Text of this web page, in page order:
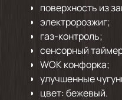
поверхность из
электророзжиг;
газ-контроль;
сенсорный
WOK конфорка;
улучшенные
цвет: бежевый.